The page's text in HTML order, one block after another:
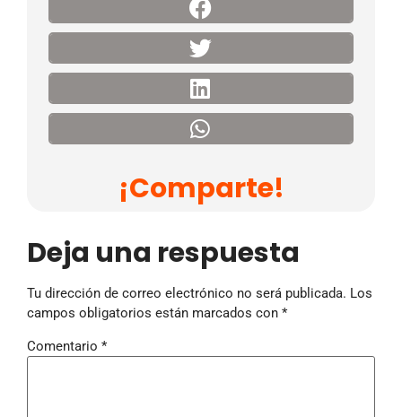
¡Comparte!
Deja una respuesta
Tu dirección de correo electrónico no será publicada. Los
campos obligatorios están marcados con *
Comentario *